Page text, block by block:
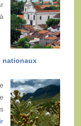
nationaux